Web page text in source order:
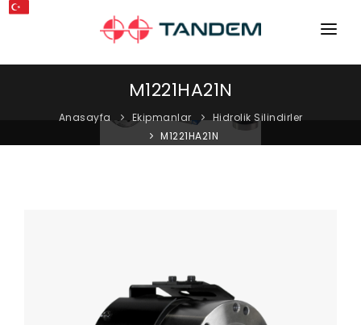
ANA SAYFA
M1221HA21N
Anasayfa Ekipmanlar
Hidrolik Silindirler
M1221HA21N